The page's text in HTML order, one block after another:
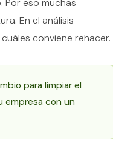
Por eso muchas
En el análisis
conviene rehacer.
para limpiar el
empresa con un